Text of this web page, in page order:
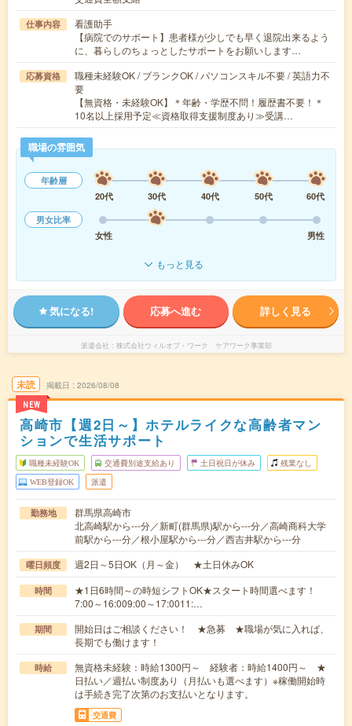
仕事内容
看護助手
【病院でのサポート】患者様が少しでも早く退院出来るよう
に、暮らしのちょっとしたサポートをお願いします…
応募資格
職種未経験OK / ブランクOK / パソコンスキル不要 / 英語力不
要
【無資格・未経験OK】＊年齢・学歴不問！履歴書不要！＊
10名以上採用予定≪資格取得支援制度あり≫受講…
職場の雰囲気
年齢層
20代
30代 40代 50代
60代
男女比率
女性
男性
もっと見る
気になる! 応募へ進む 詳しく見る
派遣会社 株式会社ウィルオブ・ワーク ケアワーク事業部
未読
NEW
掲載日 2026/08/08
高崎市【週2日～】ホテルライクな高齢者マン
ションで生活サポート
職種未経験OK 交通費別途支給あり 土日祝日が休み 残業なし
WEB登録OK 派遣
勤務地
群馬県高崎市
北高崎駅から---分／新町(群馬県)駅から---分／高崎商科大学
前駅から---分／根小屋駅から---分／西吉井駅から---分
曜日頻度 週2日～5日OK（月～金） ★土日休みOK
時間
★1日6時間～の時短シフトOK★スタート時間選べます！
7:00～16:009:00～17:0011:…
期間
開始日はご相談ください！ ★急募 ★職場が気に入れば、
長期でも働けます！
時給
無資格未経験：時給1300円～ 経験者：時給1400円～ ★
日払い／週払い制度あり（月払いも選べます）※稼働開始時
は手続き完了次第のお支払いとなります。
交通費